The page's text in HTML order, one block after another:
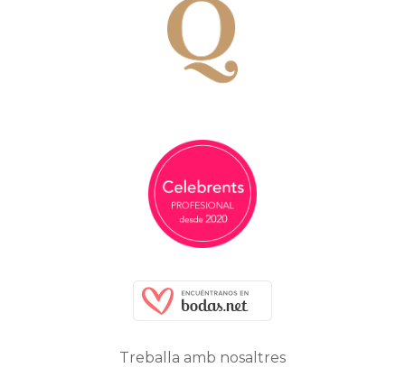
Treballa amb nosaltres